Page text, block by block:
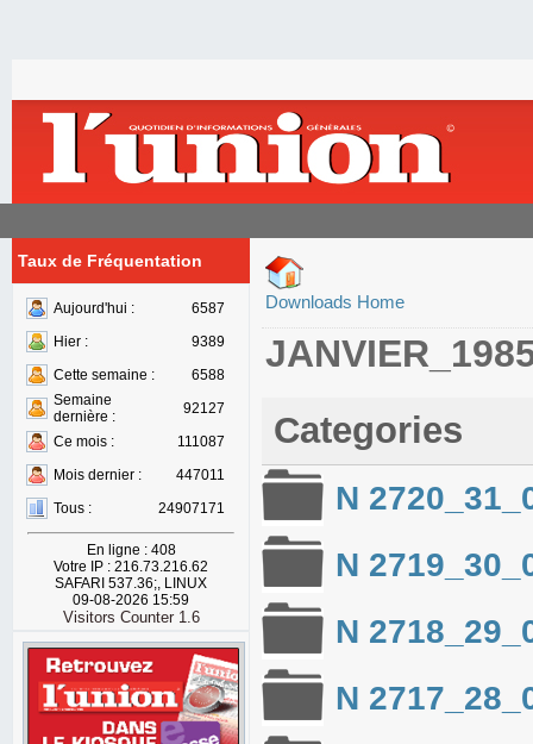
Taux de Fréquentation
Aujourd'hui :
6587
Hier :
9389
Cette semaine :
6588
Semaine
dernière :
92127
Ce mois :
111087
Mois dernier :
447011
Tous :
24907171
En ligne : 408
Votre IP : 216.73.216.62
SAFARI 537.36;, LINUX
09-08-2026 15:59
Visitors Counter 1.6
Downloads Home
Categories
N
N
N
N